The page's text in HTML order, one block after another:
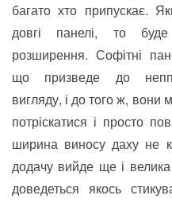
багато хто припускає.
довгі панелі, то
розширення. Софітні
що призведе до
вигляду, і до того ж, вони
потріскатися і просто
ширина виносу даху не
додачу вийде ще і велика
доведеться якось